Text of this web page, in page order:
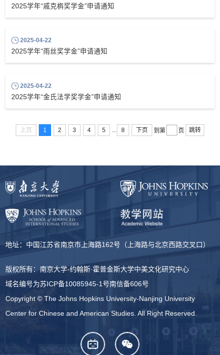
2025学年“戚克栴奖学金”申请通知
2025-04-22
2025学年“雨丝奖学金”申请通知
2025-04-22
2025学年“金氏法学奖学金”申请通知
上页 1 2 3 4 5 8 下页 到第 页 跳转
地址：中国江苏省南京市上海路162号（上海路与北京西路交叉口）
版权所有：南京大学-约翰斯·霍普金斯大学中美文化研究中心
域名编号为苏ICP备10085945-1号南信备606号
Copyright © The Johns Hopkins University-Nanjing University
Center for Chinese and American Studies. All Right Reserved.